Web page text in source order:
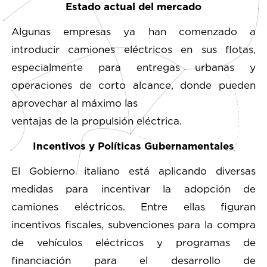
Estado actual del mercado
Algunas empresas ya han comenzado a
introducir camiones eléctricos en sus flotas,
especialmente para entregas urbanas y
operaciones de corto alcance, donde pueden
aprovechar al máximo las
ventajas de la propulsión eléctrica.
Incentivos y Políticas Gubernamentales
El Gobierno italiano está aplicando diversas
medidas para incentivar la adopción de
camiones eléctricos. Entre ellas figuran
incentivos fiscales, subvenciones para la compra
de vehículos eléctricos y programas de
financiación para el desarrollo de